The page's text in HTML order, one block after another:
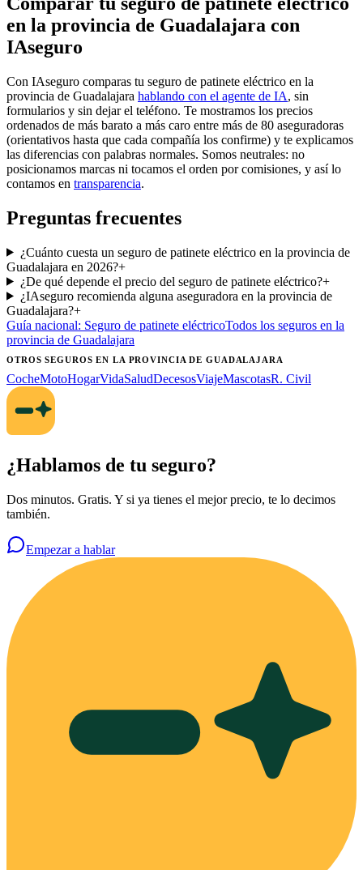
en la provincia de Guadalajara con
IAseguro
Con IAseguro comparas tu seguro de patinete eléctrico en la
provincia de Guadalajara hablando con el agente de IA, sin
formularios y sin dejar el teléfono. Te mostramos los precios
ordenados de más barato a más caro entre más de 80 aseguradoras
(orientativos hasta que cada compañía los confirme) y te explicamos
las diferencias con palabras normales. Somos neutrales: no
posicionamos marcas ni tocamos el orden por comisiones, y así lo
contamos en transparencia.
Preguntas frecuentes
¿Cuánto cuesta un seguro de patinete eléctrico en la provincia de
Guadalajara en 2026?+
¿De qué depende el precio del seguro de patinete eléctrico?+
¿IAseguro recomienda alguna aseguradora en la provincia de
Guadalajara?+
Guía nacional: Seguro de patinete eléctricoTodos los seguros en la
provincia de Guadalajara
OTROS SEGUROSEN LA PROVINCIA DE GUADALAJARA
CocheMotoHogarVidaSaludDecesosViajeMascotasR. Civil
¿Hablamos de tu seguro?
Dos minutos. Gratis. Y si ya tienes el mejor precio, te lo decimos
también.
Empezar a hablar